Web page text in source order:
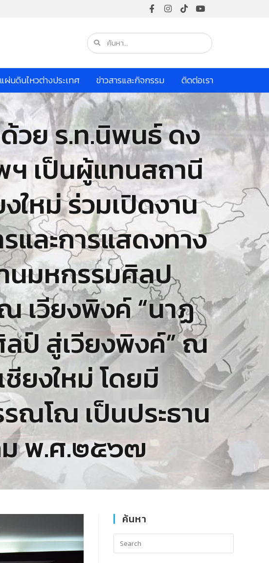
แผ่นดินไหวต่างประเทศ ข่าวสารและกิจกรรม ติดต่อเรา
วย ร.ท.นิพนธ์ ดง
เป็นผู้แทนสถานี
ใหม่ ร่วมเปิดงาน
และการแสดงทาง
นมหกรรมศิลป
เวียงพิงค์ “นาฏ
สู่เวียงพิงค์” ณ
ยงใหม่ โดยมี
ณโณ เป็นประธาน
ม พ.ศ.๒๕๖๗
ค้นหา